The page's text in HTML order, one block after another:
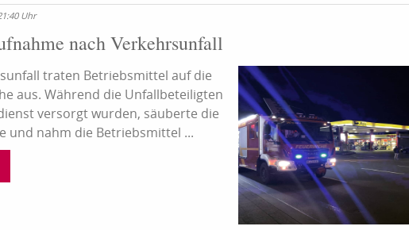
Uhr
nach Verkehrsunfall
traten Betriebsmittel auf die
aus. Während die Unfallbeteiligten
versorgt wurden, säuberte die
und nahm die Betriebsmittel ...